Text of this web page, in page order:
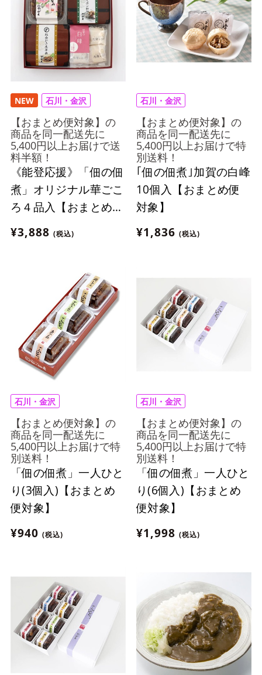
NEW 石川・金沢
【おまとめ便対象】の
商品を同一配送先に
5,400円以上お届けで送
料半額！
《能登応援》「佃の佃
煮」オリジナル華ごこ
ろ４品入【おまとめ便
対象】
¥3,888 (税込)
石川・金沢
【おまとめ便対象】の
商品を同一配送先に
5,400円以上お届けで特
別送料！
｢佃の佃煮｣加賀の白峰
10個入【おまとめ便
対象】
¥1,836 (税込)
石川・金沢
【おまとめ便対象】の
商品を同一配送先に
5,400円以上お届けで特
別送料！
「佃の佃煮」一人ひと
り(3個入)【おまとめ
便対象】
¥940 (税込)
石川・金沢
【おまとめ便対象】の
商品を同一配送先に
5,400円以上お届けで特
別送料！
「佃の佃煮」一人ひと
り(6個入)【おまとめ
便対象】
¥1,998 (税込)